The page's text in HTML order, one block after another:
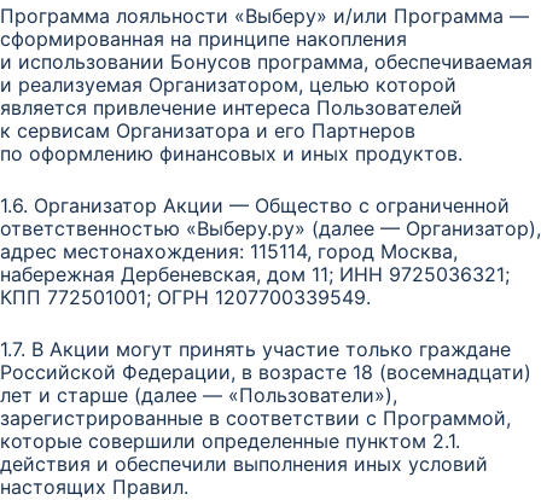
Программа лояльности «Выберу» и/или Программа —
сформированная на принципе накопления
и использовании Бонусов программа, обеспечиваемая
и реализуемая Организатором, целью которой
является привлечение интереса Пользователей
к сервисам Организатора и его Партнеров
по оформлению финансовых и иных продуктов.
1.6. Организатор Акции — Общество с ограниченной
ответственностью «Выберу.ру» (далее — Организатор),
адрес местонахождения: 115114, город Москва,
набережная Дербеневская, дом 11; ИНН 9725036321;
КПП 772501001; ОГРН 1207700339549.
1.7. В Акции могут принять участие только граждане
Российской Федерации, в возрасте 18 (восемнадцати)
лет и старше (далее — «Пользователи»),
зарегистрированные в соответствии с Программой,
которые совершили определенные пунктом 2.1.
действия и обеспечили выполнения иных условий
настоящих Правил.